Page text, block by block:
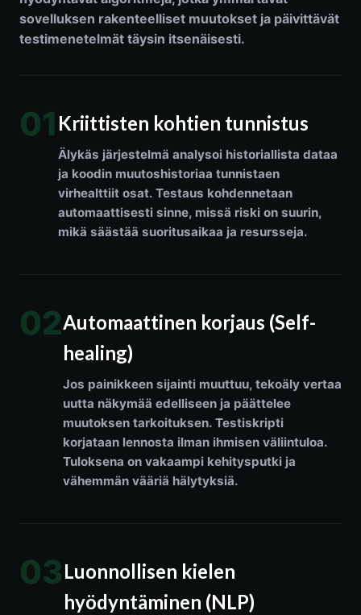
sovelluksen rakenteelliset muutokset ja päivittävät
testimenetelmät täysin itsenäisesti.
01 Kriittisten kohtien tunnistus
Älykäs järjestelmä analysoi historiallista dataa
ja koodin muutoshistoriaa tunnistaen
virhealttiit osat. Testaus kohdennetaan
automaattisesti sinne, missä riski on suurin,
mikä säästää suoritusaikaa ja resursseja.
02Automaattinen korjaus (Self-
healing)
Jos painikkeen sijainti muuttuu, tekoäly vertaa
uutta näkymää edelliseen ja päättelee
muutoksen tarkoituksen. Testiskripti
korjataan lennosta ilman ihmisen väliintuloa.
Tuloksena on vakaampi kehitysputki ja
vähemmän vääriä hälytyksiä.
03Luonnollisen kielen
hyödyntäminen (NLP)